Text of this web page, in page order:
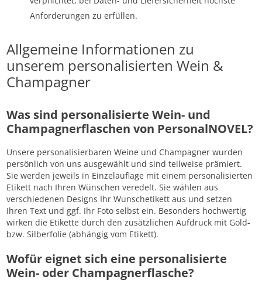
Anforderungen zu erfüllen.
Allgemeine Informationen zu
unserem personalisierten Wein &
Champagner
Was sind personalisierte Wein- und
Champagnerflaschen von PersonalNOVEL?
Unsere personalisierbaren Weine und Champagner wurden
persönlich von uns ausgewählt und sind teilweise prämiert.
Sie werden jeweils in Einzelauflage mit einem personalisierten
Etikett nach Ihren Wünschen veredelt. Sie wählen aus
verschiedenen Designs Ihr Wunschetikett aus und setzen
Ihren Text und ggf. Ihr Foto selbst ein. Besonders hochwertig
wirken die Etikette durch den zusätzlichen Aufdruck mit Gold-
bzw. Silberfolie (abhängig vom Etikett).
Wofür eignet sich eine personalisierte
Wein- oder Champagnerflasche?